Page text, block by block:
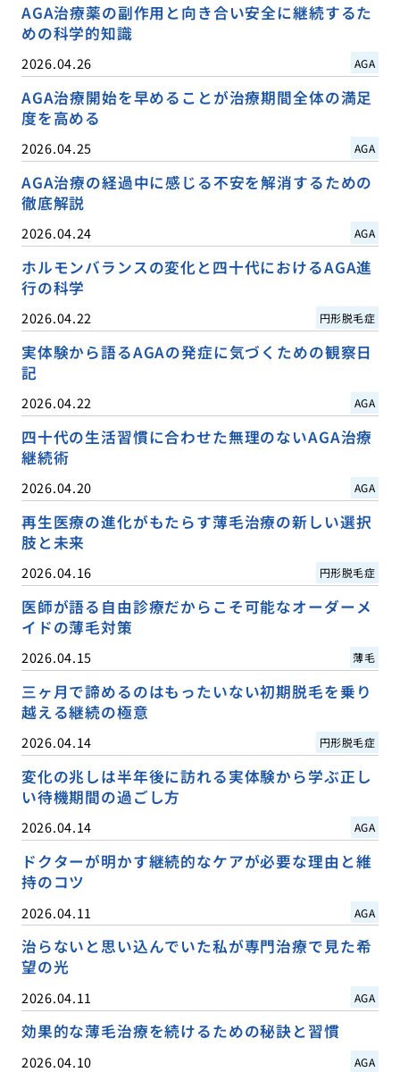
AGA治療薬の副作用と向き合い安全に継続するた
めの科学的知識
2026.04.26 AGA
AGA治療開始を早めることが治療期間全体の満足
度を高める
2026.04.25 AGA
AGA治療の経過中に感じる不安を解消するための
徹底解説
2026.04.24 AGA
ホルモンバランスの変化と四十代におけるAGA進
行の科学
2026.04.22 円形脱毛症
実体験から語るAGAの発症に気づくための観察日
記
2026.04.22 AGA
四十代の生活習慣に合わせた無理のないAGA治療
継続術
2026.04.20 AGA
再生医療の進化がもたらす薄毛治療の新しい選択
肢と未来
2026.04.16 円形脱毛症
医師が語る自由診療だからこそ可能なオーダーメ
イドの薄毛対策
2026.04.15 薄毛
三ヶ月で諦めるのはもったいない初期脱毛を乗り
越える継続の極意
2026.04.14 円形脱毛症
変化の兆しは半年後に訪れる実体験から学ぶ正し
い待機期間の過ごし方
2026.04.14 AGA
ドクターが明かす継続的なケアが必要な理由と維
持のコツ
2026.04.11 AGA
治らないと思い込んでいた私が専門治療で見た希
望の光
2026.04.11 AGA
効果的な薄毛治療を続けるための秘訣と習慣
2026.04.10 AGA